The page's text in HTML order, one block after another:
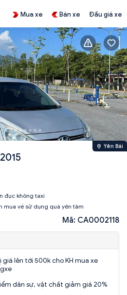
Mua xe Bán xe Đấu giá xe
Yên Bái
đục không taxi
mua về sử dụng quá yên tâm
Mã: CA0002118
giá lên tới 500k cho KH mua xe
dân sự, vật chất giảm giá 20%